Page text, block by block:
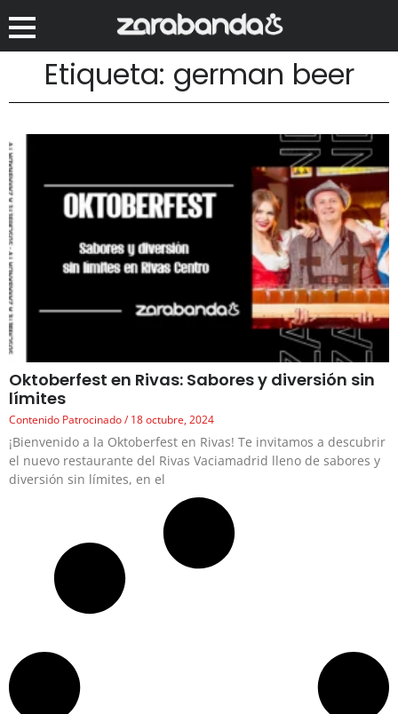
Etiqueta: german beer
Oktoberfest en Rivas: Sabores y diversión sin
límites
Contenido Patrocinado 18 octubre, 2024
¡Bienvenido a la Oktoberfest en Rivas! Te invitamos a descubrir
el nuevo restaurante del Rivas Vaciamadrid lleno de sabores y
diversión sin límites, en el